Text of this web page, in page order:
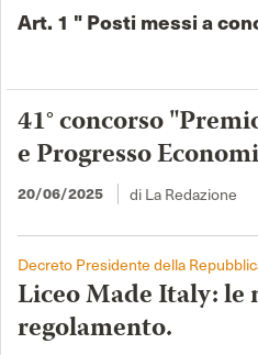
Art. 1 " Posti messi a
41° concorso
e Progresso
20/06/2025 di La Redazione
Decreto Presidente della
Liceo Made Italy: le
regolamento.